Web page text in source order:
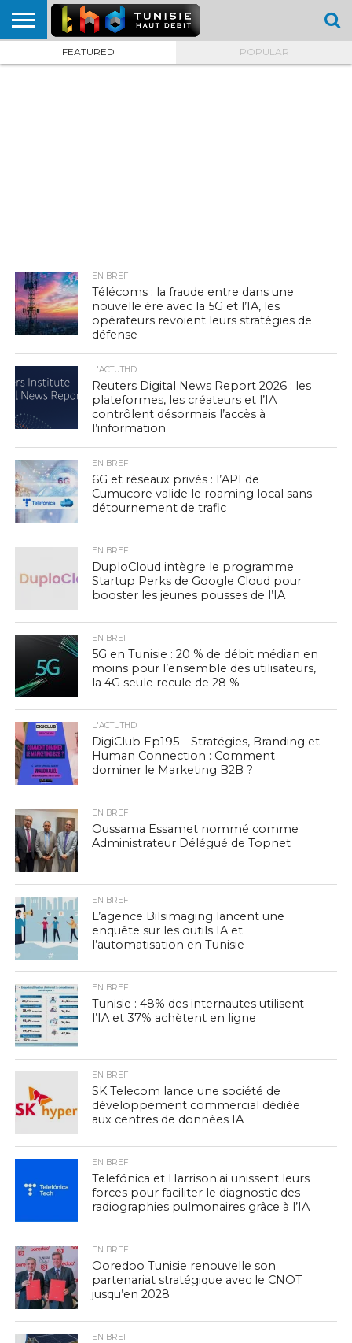
HOME
L’ACTUTHD
EN
PODCASTS
TEST
COMPARATIF
CARTE DE
CONTACT
FEATURED POPULAR
EN BREF
Télécoms : la fraude entre dans une
nouvelle ère avec la 5G et l’IA, les
opérateurs revoient leurs stratégies de
défense
L'ACTUTHD
Reuters Digital News Report 2026 : les
plateformes, les créateurs et l’IA
contrôlent désormais l’accès à
l’information
EN BREF
6G et réseaux privés : l’API de
Cumucore valide le roaming local sans
détournement de trafic
EN BREF
DuploCloud intègre le programme
Startup Perks de Google Cloud pour
booster les jeunes pousses de l’IA
EN BREF
5G en Tunisie : 20 % de débit médian en
moins pour l’ensemble des utilisateurs,
la 4G seule recule de 28 %
L'ACTUTHD
DigiClub Ep195 – Stratégies, Branding et
Human Connection : Comment
dominer le Marketing B2B ?
EN BREF
Oussama Essamet nommé comme
Administrateur Délégué de Topnet
EN BREF
L’agence Bilsimaging lancent une
enquête sur les outils IA et
l’automatisation en Tunisie
EN BREF
Tunisie : 48% des internautes utilisent
l’IA et 37% achètent en ligne
EN BREF
SK Telecom lance une société de
développement commercial dédiée
aux centres de données IA
EN BREF
Telefónica et Harrison.ai unissent leurs
forces pour faciliter le diagnostic des
radiographies pulmonaires grâce à l’IA
EN BREF
Ooredoo Tunisie renouvelle son
partenariat stratégique avec le CNOT
jusqu’en 2028
EN BREF